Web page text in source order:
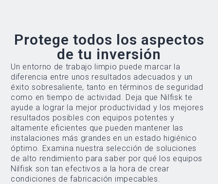
Protege todos los aspectos
de tu inversión
Un entorno de trabajo limpio puede marcar la
diferencia entre unos resultados adecuados y un
éxito sobresaliente, tanto en términos de seguridad
como en tiempo de actividad. Deja que Nilfisk te
ayude a lograr la mejor productividad y los mejores
resultados posibles con equipos potentes y
altamente eficientes que pueden mantener las
instalaciones más grandes en un estado higiénico
óptimo. Examina nuestra selección de soluciones
de alto rendimiento para saber por qué los equipos
Nilfisk son tan efectivos a la hora de crear
condiciones de fabricación impecables.